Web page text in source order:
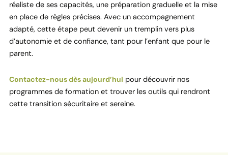
réaliste de ses capacités, une préparation graduelle et la mise
en place de règles précises. Avec un accompagnement
adapté, cette étape peut devenir un tremplin vers plus
d’autonomie et de confiance, tant pour l’enfant que pour le
parent.
Contactez-nous dès aujourd’hui pour découvrir nos
programmes de formation et trouver les outils qui rendront
cette transition sécuritaire et sereine.